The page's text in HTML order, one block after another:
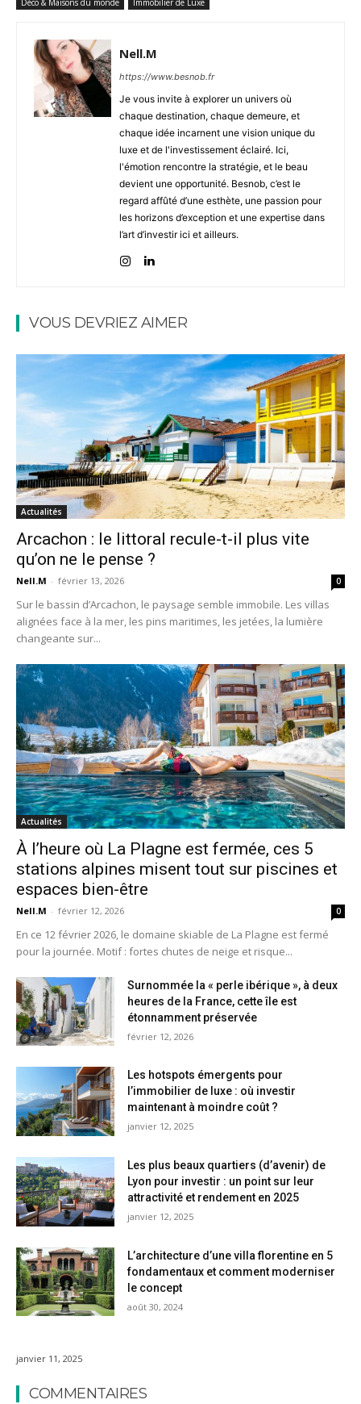
Nell.M
https://www.besnob.fr
Je vous invite à explorer un univers où
chaque destination, chaque demeure, et
chaque idée incarnent une vision unique du
luxe et de l'investissement éclairé. Ici,
l'émotion rencontre la stratégie, et le beau
devient une opportunité. Besnob, c’est le
regard affûté d’une esthète, une passion pour
les horizons d’exception et une expertise dans
l’art d’investir ici et ailleurs.
VOUS DEVRIEZ AIMER
Actualités
Arcachon : le littoral recule-t-il plus vite
qu’on ne le pense ?
Nell.M - février 13, 2026 0
Sur le bassin d’Arcachon, le paysage semble immobile. Les villas
alignées face à la mer, les pins maritimes, les jetées, la lumière
changeante sur...
Actualités
À l’heure où La Plagne est fermée, ces 5
stations alpines misent tout sur piscines et
espaces bien-être
Nell.M - février 12, 2026 0
En ce 12 février 2026, le domaine skiable de La Plagne est fermé
pour la journée. Motif : fortes chutes de neige et risque...
Surnommée la « perle ibérique », à deux
heures de la France, cette île est
étonnamment préservée
février 12, 2026
Les hotspots émergents pour
l’immobilier de luxe : où investir
maintenant à moindre coût ?
janvier 12, 2025
Les plus beaux quartiers (d’avenir) de
Lyon pour investir : un point sur leur
attractivité et rendement en 2025
janvier 12, 2025
L’architecture d’une villa florentine en 5
fondamentaux et comment moderniser
le concept
août 30, 2024
janvier 11, 2025
COMMENTAIRES